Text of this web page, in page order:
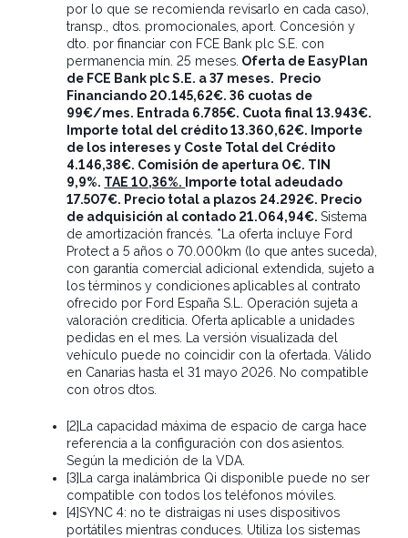
por lo que se recomienda revisarlo en cada caso),
transp., dtos. promocionales, aport. Concesión y
dto. por financiar con FCE Bank plc S.E. con
permanencia mín. 25 meses. Oferta de EasyPlan
de FCE Bank plc S.E. a 37 meses. Precio
Financiando 20.145,62€. 36 cuotas de
99€/mes. Entrada 6.785€. Cuota final 13.943€.
Importe total del crédito 13.360,62€. Importe
de los intereses y Coste Total del Crédito
4.146,38€. Comisión de apertura 0€. TIN
9,9%. TAE 10,36%. Importe total adeudado
17.507€. Precio total a plazos 24.292€. Precio
de adquisición al contado 21.064,94€.Sistema
de amortización francés. *La oferta incluye Ford
Protect a 5 años o 70.000km (lo que antes suceda),
con garantía comercial adicional extendida, sujeto a
los términos y condiciones aplicables al contrato
ofrecido por Ford España S.L. Operación sujeta a
valoración crediticia. Oferta aplicable a unidades
pedidas en el mes. La versión visualizada del
vehículo puede no coincidir con la ofertada. Válido
en Canarias hasta el 31 mayo 2026. No compatible
con otros dtos.
[2]La capacidad máxima de espacio de carga hace
referencia a la configuración con dos asientos.
Según la medición de la VDA.
[3]La carga inalámbrica Qi disponible puede no ser
compatible con todos los teléfonos móviles.
[4]SYNC 4: no te distraigas ni uses dispositivos
portátiles mientras conduces. Utiliza los sistemas